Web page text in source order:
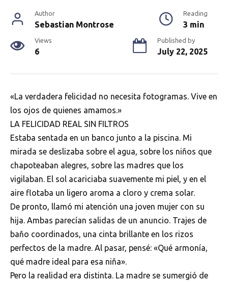
Author
Sebastian Montrose
Reading
3 min
Views
6
Published by
July 22, 2025
«La verdadera felicidad no necesita fotogramas. Vive en
los ojos de quienes amamos.»
LA FELICIDAD REAL SIN FILTROS
Estaba sentada en un banco junto a la piscina. Mi
mirada se deslizaba sobre el agua, sobre los niños que
chapoteaban alegres, sobre las madres que los
vigilaban. El sol acariciaba suavemente mi piel, y en el
aire flotaba un ligero aroma a cloro y crema solar.
De pronto, llamó mi atención una joven mujer con su
hija. Ambas parecían salidas de un anuncio. Trajes de
baño coordinados, una cinta brillante en los rizos
perfectos de la madre. Al pasar, pensé: «Qué armonía,
qué madre ideal para esa niña».
Pero la realidad era distinta. La madre se sumergió de